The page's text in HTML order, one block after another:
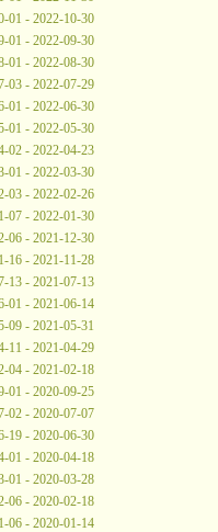
01 - 2022-10-30
01 - 2022-09-30
01 - 2022-08-30
03 - 2022-07-29
01 - 2022-06-30
01 - 2022-05-30
02 - 2022-04-23
01 - 2022-03-30
03 - 2022-02-26
07 - 2022-01-30
06 - 2021-12-30
16 - 2021-11-28
13 - 2021-07-13
01 - 2021-06-14
09 - 2021-05-31
11 - 2021-04-29
04 - 2021-02-18
01 - 2020-09-25
02 - 2020-07-07
19 - 2020-06-30
01 - 2020-04-18
01 - 2020-03-28
06 - 2020-02-18
06 - 2020-01-14